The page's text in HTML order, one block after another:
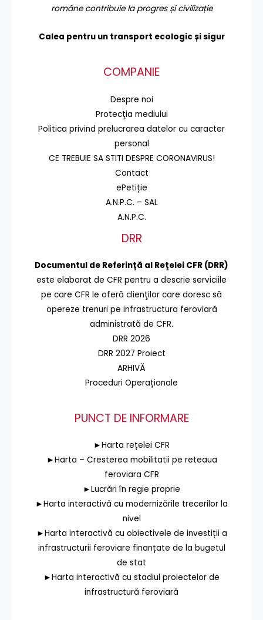
române contribuie la progres și civilizație
Calea pentru un transport ecologic și sigur
COMPANIE
Despre noi
Protecţia mediului
Politica privind prelucrarea datelor cu caracter
personal
CE TREBUIE SA STITI DESPRE CORONAVIRUS!
Contact
ePetiție
A.N.P.C. – SAL
A.N.P.C.
DRR
Documentul de Referinţă al Reţelei CFR (DRR)
este elaborat de CFR pentru a descrie serviciile
pe care CFR le oferă clienţilor care doresc să
opereze trenuri pe infrastructura feroviară
administrată de CFR.
DRR 2026
DRR 2027 Proiect
ARHIVĂ
Proceduri Operaționale
PUNCT DE INFORMARE
►Harta rețelei CFR
►Harta – Cresterea mobilitatii pe reteaua
feroviara CFR
►Lucrări în regie proprie
►Harta interactivă cu modernizările trecerilor la
nivel
►Harta interactivă cu obiectivele de investiții a
infrastructurii feroviare finanțate de la bugetul
de stat
►Harta interactivă cu stadiul proiectelor de
infrastructură feroviară